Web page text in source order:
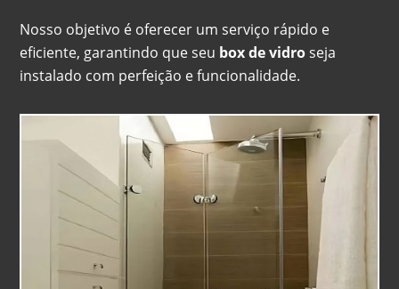
Nosso objetivo é oferecer um serviço rápido e
eficiente, garantindo que seu box de vidroseja
instalado com perfeição e funcionalidade.